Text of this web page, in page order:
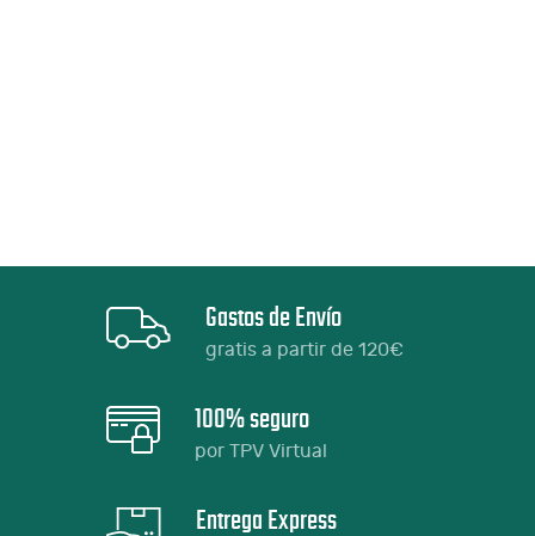
Gastos de Envío
gratis a partir de 120€
100% seguro
por TPV Virtual
Entrega Express